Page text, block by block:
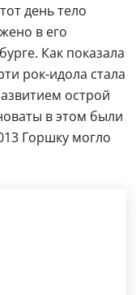
день тело
в его
Как показала
рок-идола стала
острой
в этом были
Горшку могло